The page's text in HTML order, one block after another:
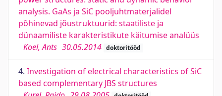
analysis. GaAs ja SiC pooljuhtmaterjalidel
põhinevad jõustruktuurid: staatiliste ja
dünaamiliste karakteristikute käitumise analüüs
Koel, Ants 30.05.2014 doktoritööd
4. Investigation of electrical characteristics of SiC
based complementary JBS structures